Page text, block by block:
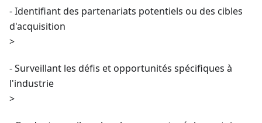
- Identifiant des partenariats potentiels ou des cibles
d'acquisition
>
- Surveillant les défis et opportunités spécifiques à
l'industrie
>